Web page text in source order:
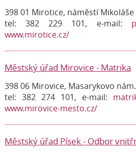
398 01 Mirotice, náměstí Mikoláše
tel: 382 229 101, e-mail:
www.mirotice.cz/
Městský úřad Mirovice - Matrika
398 06 Mirovice, Masarykovo
tel: 382 274 101, e-mail:
www.mirovice-mesto.cz/
Městský úřad Písek - Odbor